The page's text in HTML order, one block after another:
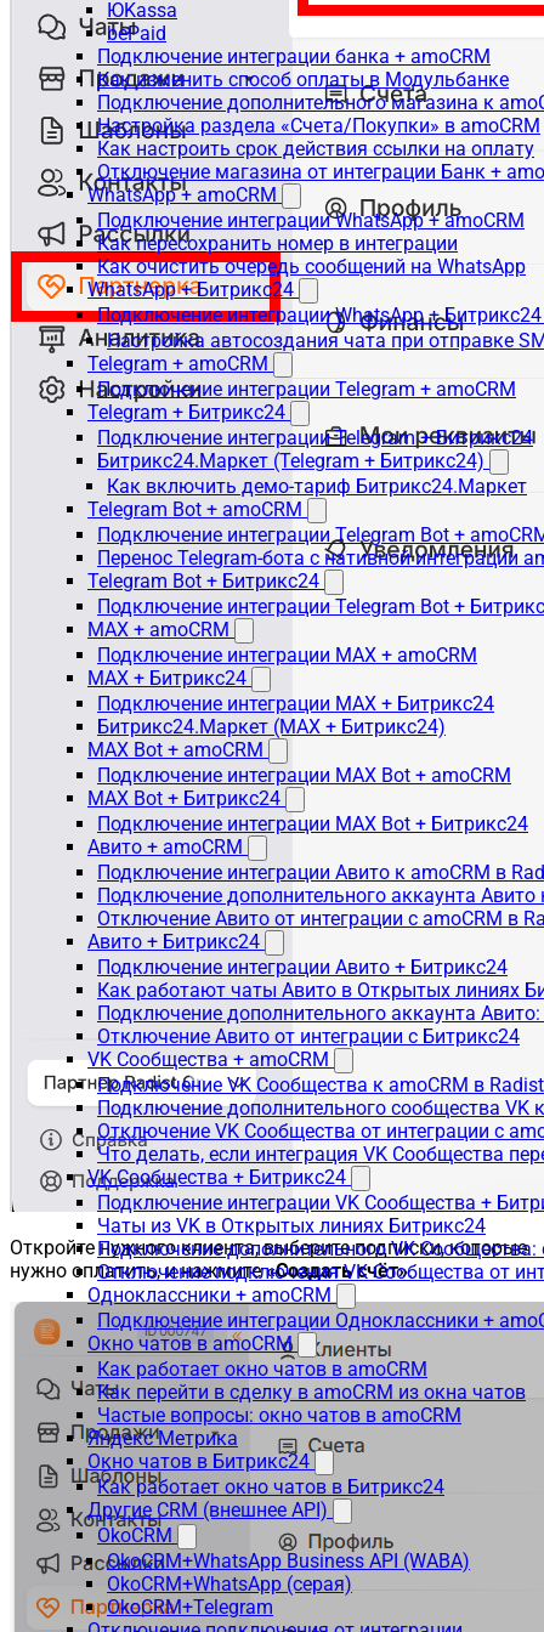
ЮKassa
bePaid
Подключение интеграции банка + amoCRM
Как изменить способ оплаты в Модульбанке
Подключение дополнительного магазина к
Настройка раздела «Счета/Покупки» в amoCRM
Как настроить срок действия ссылки на оплату
Отключение магазина от интеграции Банк +
WhatsApp + amoCRM
Подключение интеграции WhatsApp + amoCRM
Как пересохранить номер в интеграции
Как очистить очередь сообщений на WhatsApp
WhatsApp + Битрикс24
Подключение интеграции WhatsApp + Битрикс24
Настройка автосоздания чата при отправке
Telegram + amoCRM
Подключение интеграции Telegram + amoCRM
Telegram + Битрикс24
Подключение интеграции Telegram + Битрикс24
Битрикс24.Маркет (Telegram + Битрикс24)
Как включить демо-тариф Битрикс24.Маркет
Telegram Bot + amoCRM
Подключение интеграции Telegram Bot +
Перенос Telegram-бота с нативной интеграции
Telegram Bot + Битрикс24
Подключение интеграции Telegram Bot +
MAX + amoCRM
Подключение интеграции MAX + amoCRM
MAX + Битрикс24
Подключение интеграции MAX + Битрикс24
Битрикс24.Маркет (MAX + Битрикс24)
MAX Bot + amoCRM
Подключение интеграции MAX Bot + amoCRM
MAX Bot + Битрикс24
Подключение интеграции MAX Bot + Битрикс24
Авито + amoCRM
Подключение интеграции Авито к amoCRM в
Подключение дополнительного аккаунта Авито
Отключение Авито от интеграции с amoCRM в
Авито + Битрикс24
Подключение интеграции Авито + Битрикс24
Как работают чаты Авито в Открытых линиях
Подключение дополнительного аккаунта
Отключение Авито от интеграции с Битрикс24
VK Сообщества + amoCRM
Подключение VK Сообщества к amoCRM в
Подключение дополнительного сообщества VK
Отключение VK Сообщества от интеграции с
Что делать, если интеграция VK Сообщества
VK Сообщества + Битрикс24
Подключение интеграции VK Сообщества +
Чаты из VK в Открытых линиях Битрикс24
Подключение дополнительного VK
Отключение подключения VK Сообщества от
Одноклассники + amoCRM
Подключение интеграции Одноклассники +
Окно чатов в amoCRM
Как работает окно чатов в amoCRM
Как перейти в сделку в amoCRM из окна чатов
Частые вопросы: окно чатов в amoCRM
Яндекс Метрика
Окно чатов в Битрикс24
Как работает окно чатов в Битрикс24
Другие CRM (внешнее API)
OkoCRM
OkoCRM+WhatsApp Business API (WABA)
OkoCRM+WhatsApp (серая)
OkoCRM+Telegram
Откройте нужного клиента, выберите подписки, которые
нужно оплатить, и нажмите«Создать счёт».